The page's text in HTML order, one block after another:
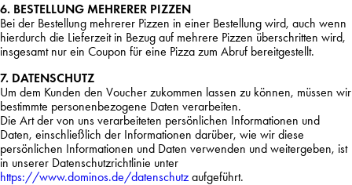
6. BESTELLUNG MEHRERER PIZZEN
Bei der Bestellung mehrerer Pizzen in einer Bestellung wird, auch wenn
hierdurch die Lieferzeit in Bezug auf mehrere Pizzen überschritten wird,
insgesamt nur ein Coupon für eine Pizza zum Abruf bereitgestellt.
7. DATENSCHUTZ
Um dem Kunden den Voucher zukommen lassen zu können, müssen wir
bestimmte personenbezogene Daten verarbeiten.
Die Art der von uns verarbeiteten persönlichen Informationen und
Daten, einschließlich der Informationen darüber, wie wir diese
persönlichen Informationen und Daten verwenden und weitergeben, ist
in unserer Datenschutzrichtlinie unter
https://www.dominos.de/datenschutz aufgeführt.